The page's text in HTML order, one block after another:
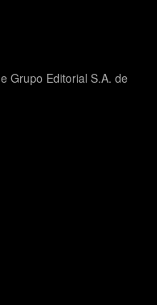
Grupo Editorial S.A. de